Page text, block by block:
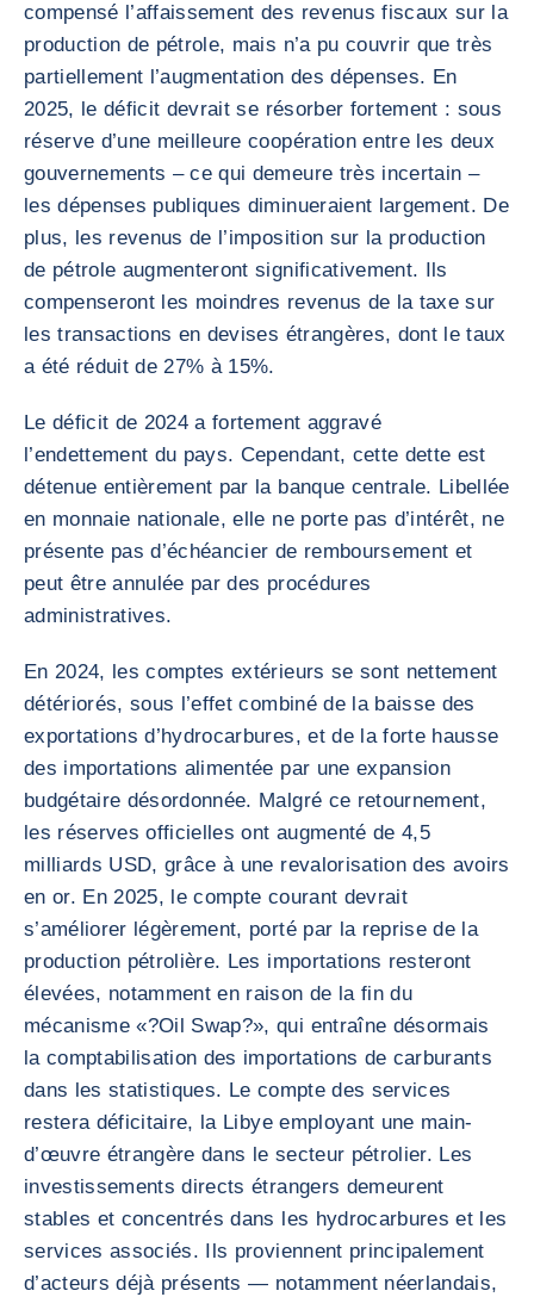
compensé l’affaissement des revenus fiscaux sur la
production de pétrole, mais n’a pu couvrir que très
partiellement l’augmentation des dépenses. En
2025, le déficit devrait se résorber fortement : sous
réserve d’une meilleure coopération entre les deux
gouvernements – ce qui demeure très incertain –
les dépenses publiques diminueraient largement. De
plus, les revenus de l’imposition sur la production
de pétrole augmenteront significativement. Ils
compenseront les moindres revenus de la taxe sur
les transactions en devises étrangères, dont le taux
a été réduit de 27% à 15%.
Le déficit de 2024 a fortement aggravé
l’endettement du pays. Cependant, cette dette est
détenue entièrement par la banque centrale. Libellée
en monnaie nationale, elle ne porte pas d’intérêt, ne
présente pas d’échéancier de remboursement et
peut être annulée par des procédures
administratives.
En 2024, les comptes extérieurs se sont nettement
détériorés, sous l’effet combiné de la baisse des
exportations d’hydrocarbures, et de la forte hausse
des importations alimentée par une expansion
budgétaire désordonnée. Malgré ce retournement,
les réserves officielles ont augmenté de 4,5
milliards USD, grâce à une revalorisation des avoirs
en or. En 2025, le compte courant devrait
s’améliorer légèrement, porté par la reprise de la
production pétrolière. Les importations resteront
élevées, notamment en raison de la fin du
mécanisme «?Oil Swap?», qui entraîne désormais
la comptabilisation des importations de carburants
dans les statistiques. Le compte des services
restera déficitaire, la Libye employant une main-
d’œuvre étrangère dans le secteur pétrolier. Les
investissements directs étrangers demeurent
stables et concentrés dans les hydrocarbures et les
services associés. Ils proviennent principalement
d’acteurs déjà présents — notamment néerlandais,